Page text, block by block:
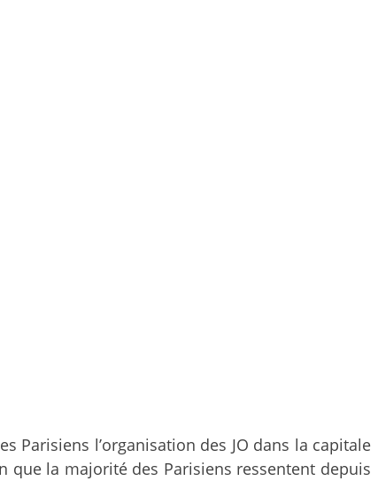
Parisiens l’organisation des JO dans la capitale
que la majorité des Parisiens ressentent depuis